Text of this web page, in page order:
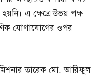
এ ক্ষেত্রে উভয় পক্ষ
যোগাযোগের ওপর
তারেক মো. আরিফুল